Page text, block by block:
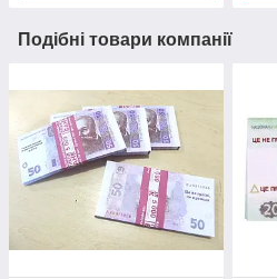
Подібні товари компанії